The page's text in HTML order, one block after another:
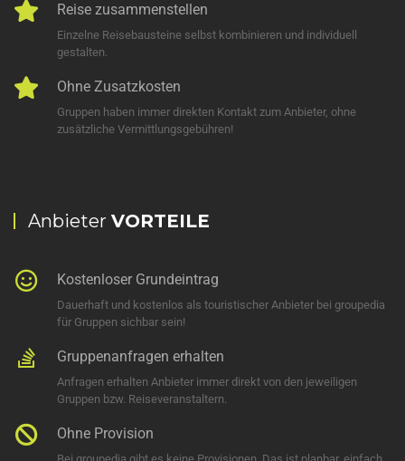
Reise zusammenstellen
Einzelne Reisebausteine selbst kombinieren und individuell
gestalten.
Ohne Zusatzkosten
Gruppen haben immer direkten Kontakt zum Anbieter, ohne
zusätzliche Vermittlungsgebühren!
Anbieter VORTEILE
Kostenloser Grundeintrag
Dauerhaft und kostenlos als touristischer Anbieter bei groupedia
für Gruppen sichbar sein!
Gruppenanfragen erhalten
Anfragen erhalten Anbieter immer direkt von den jeweiligen
Gruppen bzw. Reiseveranstaltern.
Ohne Provision